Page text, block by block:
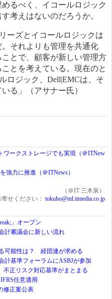
るべく、イコールロジック
考えはないのだろうか。
ーズとイコールロジックは
それよりも管理を共通化
とで、顧客が新しい管理方
とを考えている。現在のと
ロジック、Dell|EMCは、そ
る」（アサナー氏）
ワークストレージでも実現（＠ITNew
強力に推進（＠ITNews）
（＠IT 三木泉）
せください： tokuho@ml.itmedia.co.jp
」オープン
計審議会に新しい流れ
可能性は？ 経団連が求める
計基準フォーラムにASBJが参加
不正リスク対応基準がまとまる
任意適用
修正案公表